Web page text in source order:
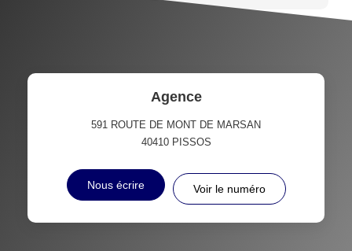
Agence
591 ROUTE DE MONT DE MARSAN
40410 PISSOS
Nous écrire Voir le numéro